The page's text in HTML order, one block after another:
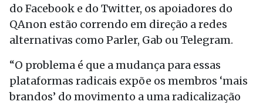
do Facebook e do Twitter, os apoiadores do
QAnon estão correndo em direção a redes
alternativas como Parler, Gab ou Telegram.
“O problema é que a mudança para essas
plataformas radicais expõe os membros ‘mais
brandos’ do movimento a uma radicalização